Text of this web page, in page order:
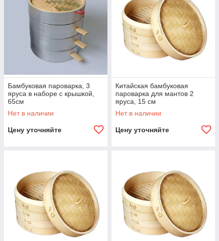
Бамбуковая пароварка, 3
яруса в наборе с крышкой,
65см
Нет в наличии
Цену уточняйте
Китайская бамбуковая
пароварка для мантов 2
яруса, 15 см
Нет в наличии
Цену уточняйте